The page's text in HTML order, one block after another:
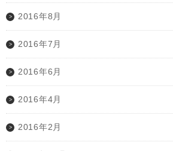
2016年8月
2016年7月
2016年6月
2016年4月
2016年2月